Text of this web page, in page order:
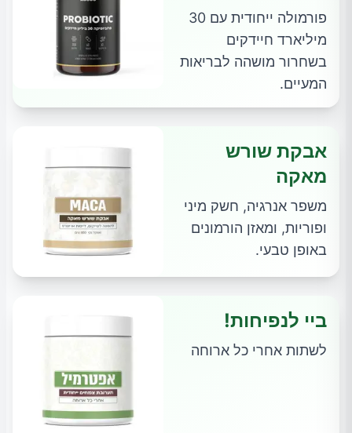
פורמולה ייחודית עם 30
מיליארד חיידקים
בשחרור מושהה לבריאות
המעיים.
אבקת שורש
מאקה
משפר אנרגיה, חשק מיני
ופוריות, ומאזן הורמונים
באופן טבעי.
ביי לנפיחות!
לשתות אחרי כל ארוחה